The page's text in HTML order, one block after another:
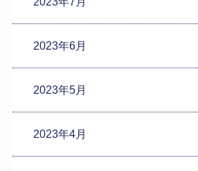
2023年6月
2023年5月
2023年4月